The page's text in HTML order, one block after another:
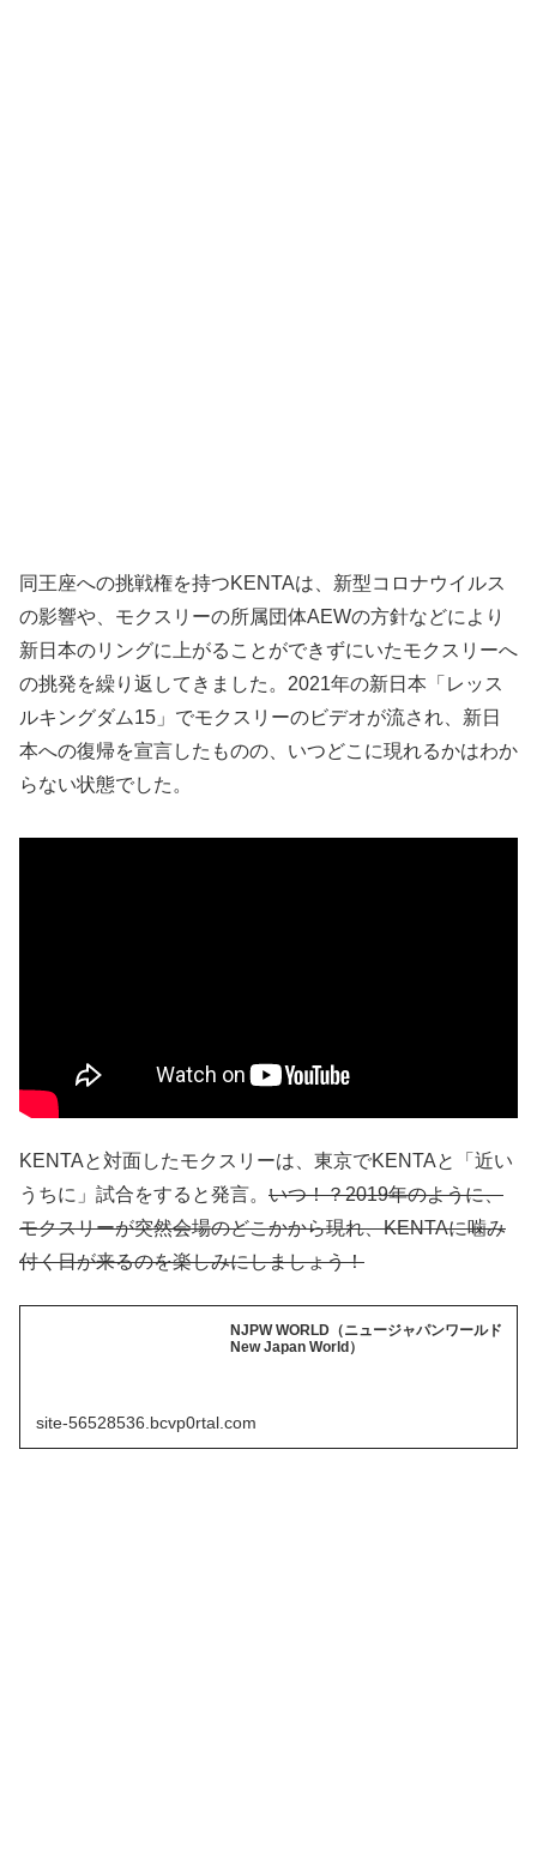
同王座への挑戦権を持つKENTAは、新型コロナウイルス
の影響や、モクスリーの所属団体AEWの方針などにより
新日本のリングに上がることができずにいたモクスリーへ
の挑発を繰り返してきました。2021年の新日本「レッス
ルキングダム15」でモクスリーのビデオが流され、新日
本への復帰を宣言したものの、いつどこに現れるかはわか
らない状態でした。
KENTAと対面したモクスリーは、東京でKENTAと「近い
うちに」試合をすると発言。 いつ！？2019年のように、
モクスリーが突然会場のどこかから現れ、KENTAに噛み
付く日が来るのを楽しみにしましょう！
NJPW WORLD（ニュージャパンワールド
New Japan World）
site-56528536.bcvp0rtal.com